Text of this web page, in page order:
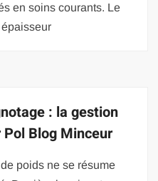
en soins courants. Le
: la gestion
Blog Minceur
poids ne se résume